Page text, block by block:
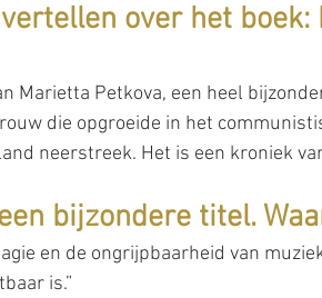
over het
Marietta Petkova, een heel
die opgroeide in het
neerstreek. Het is een kroniek
bijzondere titel.
en de ongrijpbaarheid van
is.”